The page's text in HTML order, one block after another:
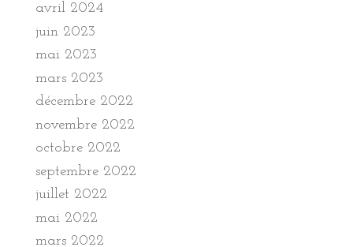
avril 2024
juin 2023
mai 2023
mars 2023
décembre 2022
novembre 2022
octobre 2022
septembre 2022
juillet 2022
mai 2022
mars 2022